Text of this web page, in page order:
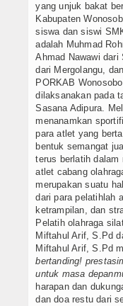
Seni Musik
Seni Tari
Rebana
Pencak Silat
Bola Voli
Informasi
Prestasi Siswa
Teknologi
Galeri
Album Foto
yang unjuk bakat
Kabupaten
siswa dan siswi
adalah Muhmad
Ahmad Nawawi dari
dari Mergolangu,
PORKAB
dilaksanakan pada
Sasana Adipura.
menanamkan
para atlet yang
bentuk semangat
terus berlatih dalam
atlet cabang
merupakan suatu
dari para pelatihlah
ketrampilan, dan
Pelatih olahraga
Miftahul Arif, S.Pd
Miftahul Arif, S.Pd
bertanding!
untuk masa
harapan dan
dan doa restu dari